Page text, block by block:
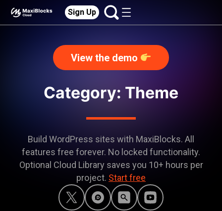
Sign Up
View the demo
Category: Theme
Build WordPress sites with MaxiBlocks. All
features free forever. No locked functionality.
Optional Cloud Library saves you 10+ hours per
project. Start free